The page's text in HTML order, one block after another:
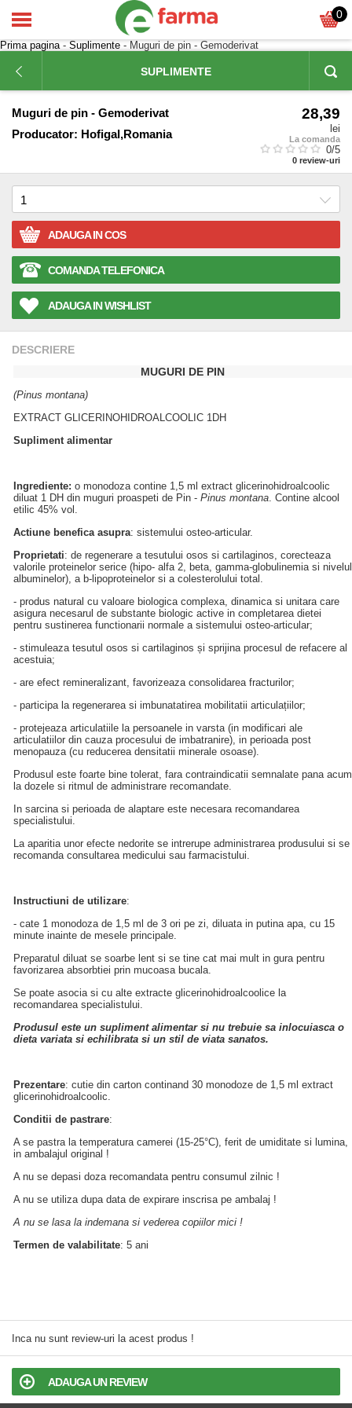
0
Prima pagina- Suplimente - Muguri de pin - Gemoderivat
SUPLIMENTE
Muguri de pin - Gemoderivat
Producator: Hofigal,Romania
28,39
lei
La comanda
0/5
0 review-uri
ADAUGA IN COS
COMANDA TELEFONICA
ADAUGA IN WISHLIST
DESCRIERE
MUGURI DE PIN
(Pinus montana)
EXTRACT GLICERINOHIDROALCOOLIC 1DH
Supliment alimentar
Ingrediente: o monodoza contine 1,5 ml extract glicerinohidroalcoolic
diluat 1 DH din muguri proaspeti de Pin - Pinus montana. Contine alcool
etilic 45% vol.
Actiune benefica asupra: sistemului osteo-articular.
Proprietati: de regenerare a tesutului osos si cartilaginos, corecteaza
valorile proteinelor serice (hipo- alfa 2, beta, gamma-globulinemia si nivelul
albuminelor), a b-lipoproteinelor si a colesterolului total.
- produs natural cu valoare biologica complexa, dinamica si unitara care
asigura necesarul de substante biologic active in completarea dietei
pentru sustinerea functionarii normale a sistemului osteo-articular;
- stimuleaza tesutul osos si cartilaginos și sprijina procesul de refacere al
acestuia;
- are efect remineralizant, favorizeaza consolidarea fracturilor;
- participa la regenerarea si imbunatatirea mobilitatii articulațiilor;
- protejeaza articulatiile la persoanele in varsta (in modificari ale
articulatiilor din cauza procesului de imbatranire), in perioada post
menopauza (cu reducerea densitatii minerale osoase).
Produsul este foarte bine tolerat, fara contraindicatii semnalate pana acum
la dozele si ritmul de administrare recomandate.
In sarcina si perioada de alaptare este necesara recomandarea
specialistului.
La aparitia unor efecte nedorite se intrerupe administrarea produsului si se
recomanda consultarea medicului sau farmacistului.
Instructiuni de utilizare:
- cate 1 monodoza de 1,5 ml de 3 ori pe zi, diluata in putina apa, cu 15
minute inainte de mesele principale.
Preparatul diluat se soarbe lent si se tine cat mai mult in gura pentru
favorizarea absorbtiei prin mucoasa bucala.
Se poate asocia si cu alte extracte glicerinohidroalcoolice la
recomandarea specialistului.
Produsul este un supliment alimentar si nu trebuie sa inlocuiasca o
dieta variata si echilibrata si un stil de viata sanatos.
Prezentare: cutie din carton continand 30 monodoze de 1,5 ml extract
glicerinohidroalcoolic.
Conditii de pastrare:
A se pastra la temperatura camerei (15-25°C), ferit de umiditate si lumina,
in ambalajul original !
A nu se depasi doza recomandata pentru consumul zilnic !
A nu se utiliza dupa data de expirare inscrisa pe ambalaj !
A nu se lasa la indemana si vederea copiilor mici !
Termen de valabilitate: 5 ani
Inca nu sunt review-uri la acest produs !
ADAUGA UN REVIEW